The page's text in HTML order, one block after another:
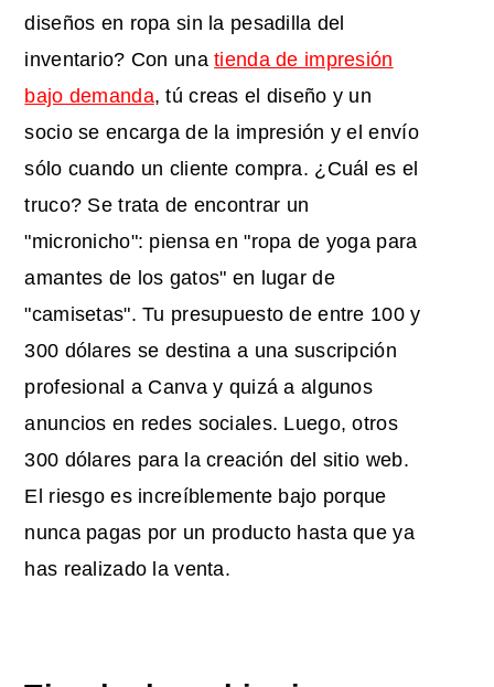
diseños en ropa sin la pesadilla del
inventario? Con unatienda de impresión
bajo demanda, tú creas el diseño y un
socio se encarga de la impresión y el envío
sólo cuando un cliente compra. ¿Cuál es el
truco? Se trata de encontrar un
"micronicho": piensa en "ropa de yoga para
amantes de los gatos" en lugar de
"camisetas". Tu presupuesto de entre 100 y
300 dólares se destina a una suscripción
profesional a Canva y quizá a algunos
anuncios en redes sociales. Luego, otros
300 dólares para la creación del sitio web.
El riesgo es increíblemente bajo porque
nunca pagas por un producto hasta que ya
has realizado la venta.